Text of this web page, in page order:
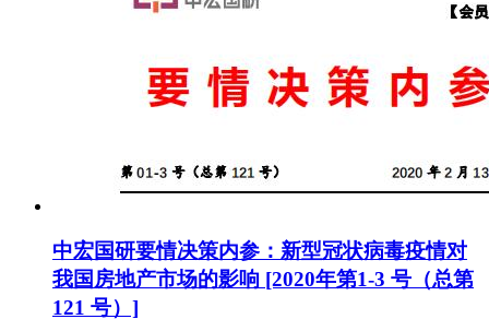
中宏国研要情决策内参：新型冠状病毒疫情对
我国房地产市场的影响 [2020年第1-3 号（总第
121 号）]